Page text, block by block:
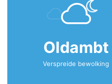
Oldambt
Verspreide bewolking